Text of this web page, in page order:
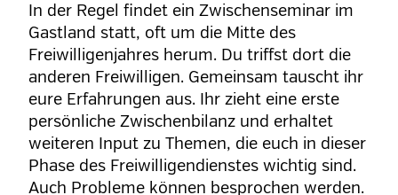
In der Regel findet ein Zwischenseminar im
Gastland statt, oft um die Mitte des
Freiwilligenjahres herum. Du triffst dort die
anderen Freiwilligen. Gemeinsam tauscht ihr
eure Erfahrungen aus. Ihr zieht eine erste
persönliche Zwischenbilanz und erhaltet
weiteren Input zu Themen, die euch in dieser
Phase des Freiwilligendienstes wichtig sind.
Auch Probleme können besprochen werden.